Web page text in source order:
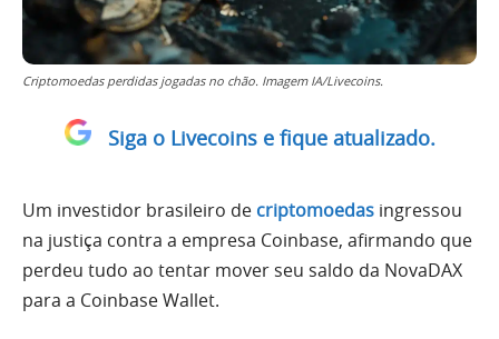
Criptomoedas perdidas jogadas no chão. Imagem IA/Livecoins.
Siga o Livecoins e fique atualizado.
Um investidor brasileiro de criptomoedas ingressou
na justiça contra a empresa Coinbase, afirmando que
perdeu tudo ao tentar mover seu saldo da NovaDAX
para a Coinbase Wallet.